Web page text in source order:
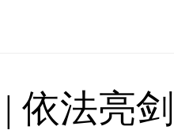
依法亮